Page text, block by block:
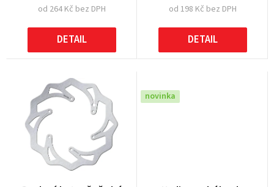
od 264 Kč bez DPH
DETAIL
od 198 Kč bez DPH
DETAIL
novinka